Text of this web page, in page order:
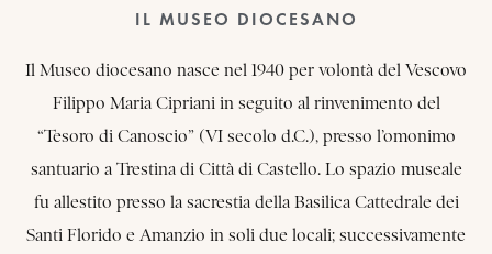
IL MUSEO DIOCESANO
Il Museo diocesano nasce nel 1940 per volontà del Vescovo
Filippo Maria Cipriani in seguito al rinvenimento del
“Tesoro di Canoscio” (VI secolo d.C.), presso l’omonimo
santuario a Trestina di Città di Castello. Lo spazio museale
fu allestito presso la sacrestia della Basilica Cattedrale dei
Santi Florido e Amanzio in soli due locali; successivamente